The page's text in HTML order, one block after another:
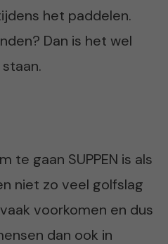
het paddelen.
Dan is het wel
te gaan SUPPEN is als
niet zo veel golfslag
voorkomen en dus
dan ook in